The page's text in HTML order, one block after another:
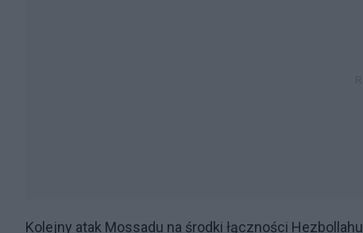
Kolejny atak Mossadu na środki łączności Hezbollahu